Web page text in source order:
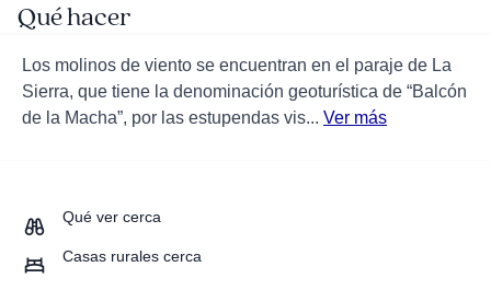
Qué hacer
Los molinos de viento se encuentran en el paraje de La
Sierra, que tiene la denominación geoturística de “Balcón
de la Macha”, por las estupendas vis... Ver más
Qué ver cerca
Casas rurales cerca